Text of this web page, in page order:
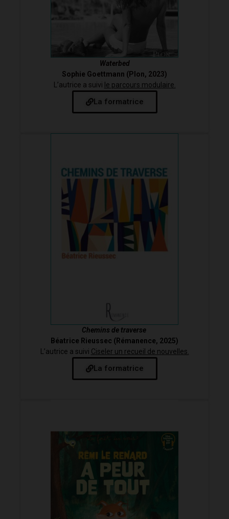
Waterbed
Sophie Goettmann (Plon, 2023)
L’autrice a suivi le parcours modulaire.
La formatrice
Chemins de traverse
Béatrice Rieussec (Rémanence, 2025)
L’autrice a suivi Ciseler un recueil de nouvelles.
La formatrice